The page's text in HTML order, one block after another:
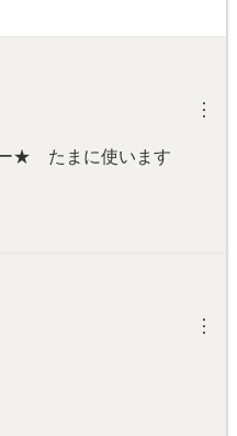
︙
★ たまに使います
︙